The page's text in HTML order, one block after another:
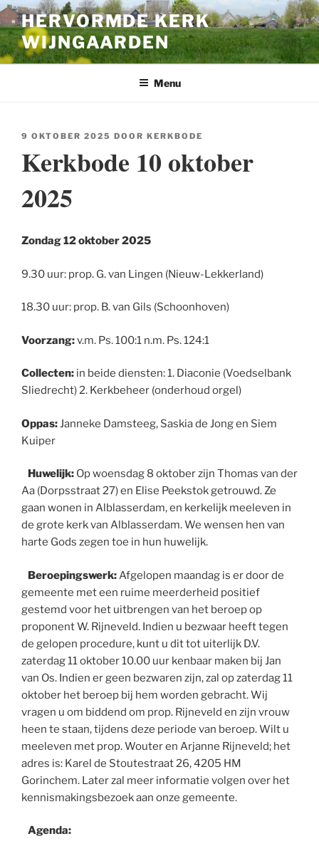
Ga
naar
de
inhoud
HERVORMDE KERK
WIJNGAARDEN
Menu
GEPLAATST
9 OKTOBER 2025 DOOR KERKBODE
Kerkbode 10 oktober
2025
Zondag 12 oktober 2025
9.30 uur: prop. G. van Lingen (Nieuw-Lekkerland)
18.30 uur: prop. B. van Gils (Schoonhoven)
Voorzang:v.m. Ps. 100:1 n.m. Ps. 124:1
Collecten: in beide diensten: 1. Diaconie (Voedselbank
Sliedrecht) 2. Kerkbeheer (onderhoud orgel)
Oppas:Janneke Damsteeg, Saskia de Jong en Siem
Kuiper
Huwelijk: Op woensdag 8 oktober zijn Thomas van der
Aa (Dorpsstraat 27) en Elise Peekstok getrouwd. Ze
gaan wonen in Alblasserdam, en kerkelijk meeleven in
de grote kerk van Alblasserdam. We wensen hen van
harte Gods zegen toe in hun huwelijk.
Beroepingswerk:Afgelopen maandag is er door de
gemeente met een ruime meerderheid positief
gestemd voor het uitbrengen van het beroep op
proponent W. Rijneveld. Indien u bezwaar heeft tegen
de gelopen procedure, kunt u dit tot uiterlijk D.V.
zaterdag 11 oktober 10.00 uur kenbaar maken bij Jan
van Os. Indien er geen bezwaren zijn, zal op zaterdag 11
oktober het beroep bij hem worden gebracht. Wij
vragen u om biddend om prop. Rijneveld en zijn vrouw
heen te staan, tijdens deze periode van beroep. Wilt u
meeleven met prop. Wouter en Arjanne Rijneveld; het
adres is: Karel de Stoutestraat 26, 4205 HM
Gorinchem. Later zal meer informatie volgen over het
kennismakingsbezoek aan onze gemeente.
Agenda: